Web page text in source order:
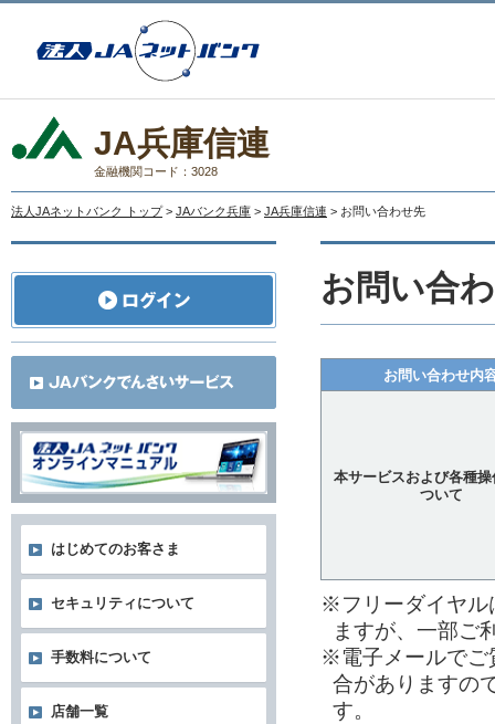
JA兵庫信連
金融機関コード：3028
法人JAネットバンク トップ > JAバンク兵庫 > JA兵庫信連 > お問い合わせ先
お問い合
お問い合わせ内
本サービスおよび各種操
ついて
※フリーダイヤル
ますが、一部ご
※電子メールでご
合がありますの
す。
はじめてのお客さま
セキュリティについて
手数料について
店舗一覧